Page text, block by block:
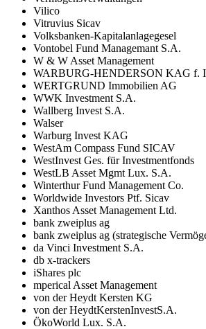
Vilico
Vitruvius Sicav
Volksbanken-Kapitalanlagegesel
Vontobel Fund Managemant S.A.
W & W Asset Management
WARBURG-HENDERSON KAG f.
WERTGRUND Immobilien AG
WWK Investment S.A.
Wallberg Invest S.A.
Walser
Warburg Invest KAG
WestAm Compass Fund SICAV
WestInvest Ges. für Investmentfonds
WestLB Asset Mgmt Lux. S.A.
Winterthur Fund Management Co.
Worldwide Investors Ptf. Sicav
Xanthos Asset Management Ltd.
bank zweiplus ag
bank zweiplus ag (strategische
da Vinci Investment S.A.
db x-trackers
iShares plc
mperical Asset Management
von der Heydt Kersten KG
von der HeydtKerstenInvestS.A.
ÖkoWorld Lux. S.A.